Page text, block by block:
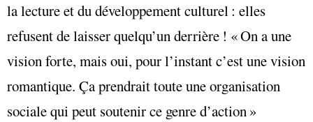
la lecture et du développement culturel : elles
refusent de laisser quelqu’un derrière ! « On a une
vision forte, mais oui, pour l’instant c’est une vision
romantique. Ça prendrait toute une organisation
sociale qui peut soutenir ce genre d’action »